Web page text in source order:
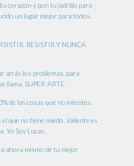
corazón y pon tu ladrillo para
un lugar mejor para todos.
RESISTIR Y NUNCA
atrás los problemas, para
llama. SUPER-ARTE.
de las cosas que no intentes.
el que no tiene miedo. Valiente es
Yo Soy Lucas.
ahora mismo de tu mejor